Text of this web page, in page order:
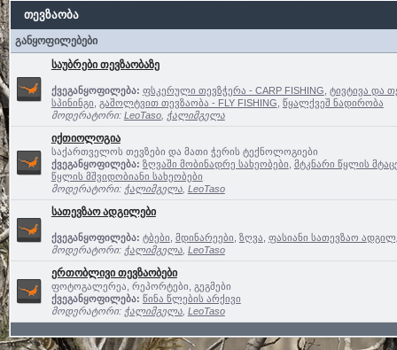
თევზაობა
განყოფილებები
საუბრები თევზაობაზე
ქვეგანყოფილება: ფსკერული თევზჭერა - CARP FISHING ტივტივა და
სპინინგი გაშოლტვით თევზაობა - FLY FISHING წყალქვეშ ნადირობა
მოდერატორი: LeoTaso, ჭალიმგელა
იქთიოლოგია
საქართველოს თევზები და მათი ჭერის ტექნოლოგიები
ქვეგანყოფილება: ზღვაში მობინადრე სახეობები მტკნარი წყლის
წყლის მშვიდობიანი სახეობები
მოდერატორი: ჭალიმგელა, LeoTaso
სათევზაო ადგილები
ქვეგანყოფილება: ტბები მდინარეები ზღვა ფასიანი სათევზაო
მოდერატორი: ჭალიმგელა, LeoTaso
ერთობლივი თევზაობები
ფოტოგალერეა, რეპორტები, გეგმები
ქვეგანყოფილება: წინა წლების არქივი
მოდერატორი: ჭალიმგელა, LeoTaso